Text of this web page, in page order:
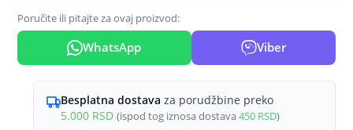
8
x
16
Braytron
Poručite ili pitajte za ovaj proizvod:
WhatsApp Viber
Besplatna dostava za porudžbine preko
5.000 RSD (ispod tog iznosa dostava450 RSD)